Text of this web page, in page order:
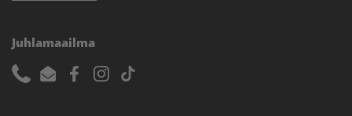
Juhlamaailma
PhoneEmailFacebook
Instagram
TikTok